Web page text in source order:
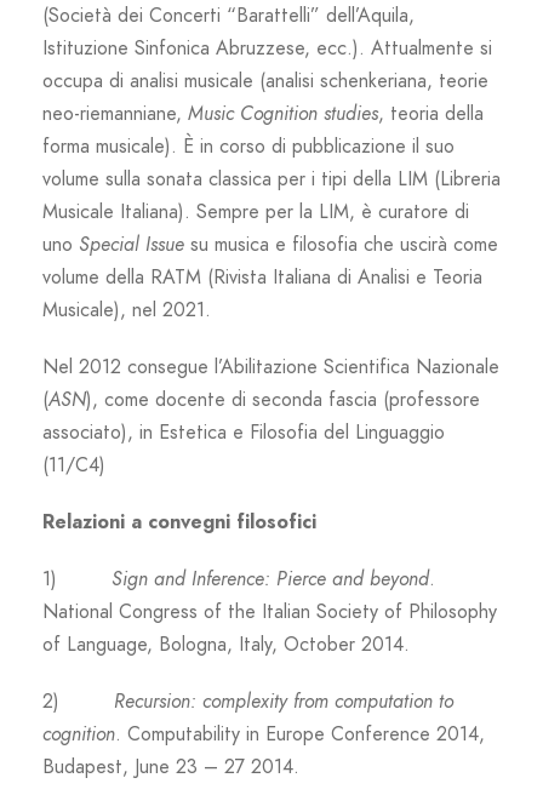
(Società dei Concerti “Barattelli” dell’Aquila,
Istituzione Sinfonica Abruzzese, ecc.). Attualmente si
occupa di analisi musicale (analisi schenkeriana, teorie
neo-riemanniane, Music Cognition studies, teoria della
forma musicale). È in corso di pubblicazione il suo
volume sulla sonata classica per i tipi della LIM (Libreria
Musicale Italiana). Sempre per la LIM, è curatore di
uno Special Issue su musica e filosofia che uscirà come
volume della RATM (Rivista Italiana di Analisi e Teoria
Musicale), nel 2021.
Nel 2012 consegue l’Abilitazione Scientifica Nazionale
(ASN), come docente di seconda fascia (professore
associato), in Estetica e Filosofia del Linguaggio
(11/C4)
Relazioni a convegni filosofici
1) Sign and Inference: Pierce and beyond.
National Congress of the Italian Society of Philosophy
of Language, Bologna, Italy, October 2014.
2) Recursion: complexity from computation to
cognition. Computability in Europe Conference 2014,
Budapest, June 23 – 27 2014.